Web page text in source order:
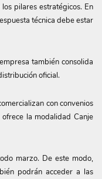
pilares estratégicos. En
técnica debe estar
también consolida
oficial.
con convenios
la modalidad Canje
marzo. De este modo,
podrán acceder a las